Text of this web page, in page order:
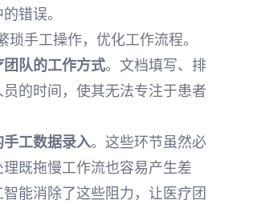
错误。
手工操作，优化工作流程。
队的工作方式。文档填写、排
的时间，使其无法专注于患者
工数据录入。这些环节虽然必
既拖慢工作流也容易产生差
能消除了这些阻力，让医疗团